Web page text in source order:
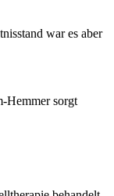
war es aber
Hemmer sorgt